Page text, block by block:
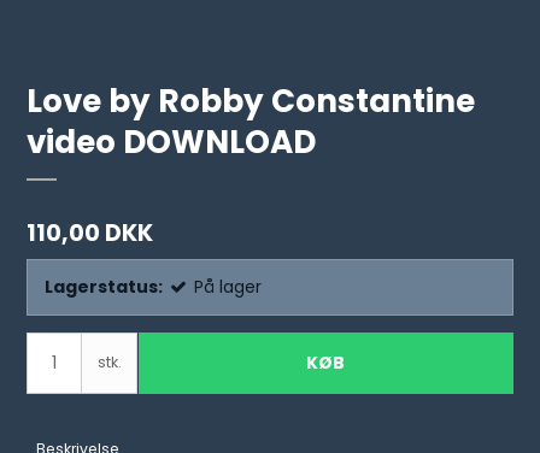
Love by Robby Constantine
video DOWNLOAD
110,00 DKK
Lagerstatus: På lager
stk. KØB